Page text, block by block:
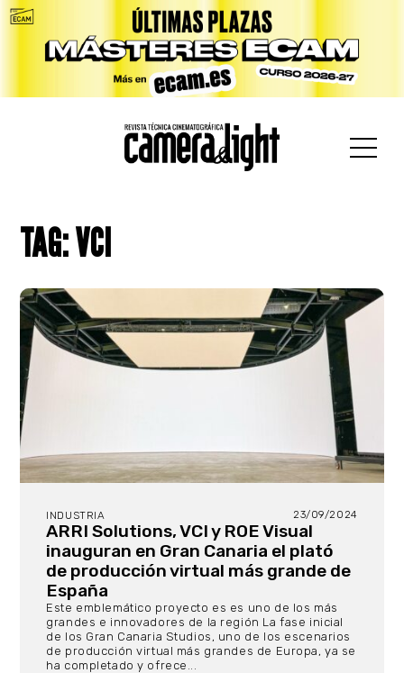
TAG: VCI
INDUSTRIA 23/09/2024
ARRI Solutions, VCI y ROE Visual
inauguran en Gran Canaria el plató
de producción virtual más grande de
España
Este emblemático proyecto es es uno de los más
grandes e innovadores de la región La fase inicial
de los Gran Canaria Studios, uno de los escenarios
de producción virtual más grandes de Europa, ya se
ha completado y ofrece...